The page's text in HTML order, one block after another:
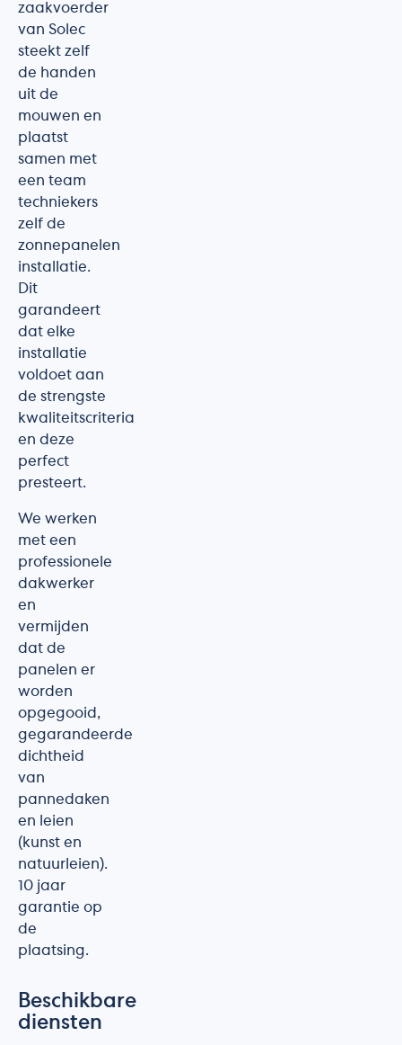
zaakvoerder
van Solec
steekt zelf
de handen
uit de
mouwen en
plaatst
samen met
een team
techniekers
zelf de
zonnepanelen
installatie.
Dit
garandeert
dat elke
installatie
voldoet aan
de strengste
kwaliteitscriteria
en deze
perfect
presteert.
We werken
met een
professionele
dakwerker
en
vermijden
dat de
panelen er
worden
opgegooid,
gegarandeerde
dichtheid
van
pannedaken
en leien
(kunst en
natuurleien).
10 jaar
garantie op
de
plaatsing.
Beschikbare
diensten